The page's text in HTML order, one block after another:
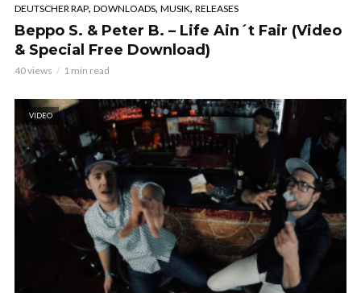
DEUTSCHER RAP, DOWNLOADS, MUSIK, RELEASES
Beppo S. & Peter B. – Life Ain´t Fair (Video
& Special Free Download)
40 views 1 min read
VIDEO